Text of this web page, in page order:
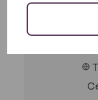
Manuel
de